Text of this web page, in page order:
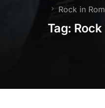
Rock in
Tag: Rock